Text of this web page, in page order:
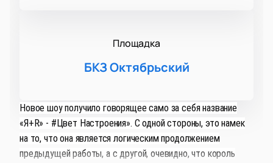
Площадка
БКЗ Октябрьский
Новое шоу получило говорящее само за себя название
«Я+R» - #Цвет Настроения». С одной стороны, это намек
на то, что она является логическим продолжением
предыдущей работы, а с другой, очевидно, что король